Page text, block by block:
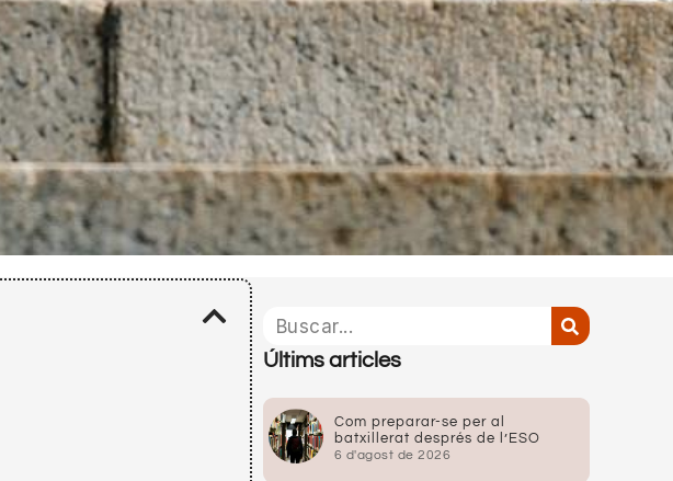
Últims articles
Com preparar-se per al
batxillerat després de l’ESO
6 d'agost de 2026